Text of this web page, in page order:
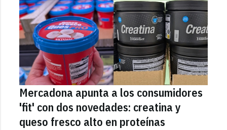
Mercadona apunta a los consumidores
'fit' con dos novedades: creatina y
queso fresco alto en proteínas